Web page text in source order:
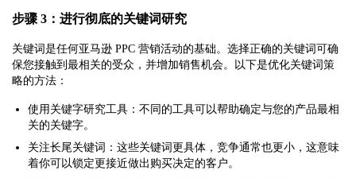
步骤 3：进行彻底的关键词研究
关键词是任何亚马逊 PPC 营销活动的基础。选择正确的关键词可确
保您接触到最相关的受众，并增加销售机会。以下是优化关键词策
略的方法：
使用关键字研究工具：不同的工具可以帮助确定与您的产品最相
关的关键字。
关注长尾关键词：这些关键词更具体，竞争通常也更小，这意味
着你可以锁定更接近做出购买决定的客户。